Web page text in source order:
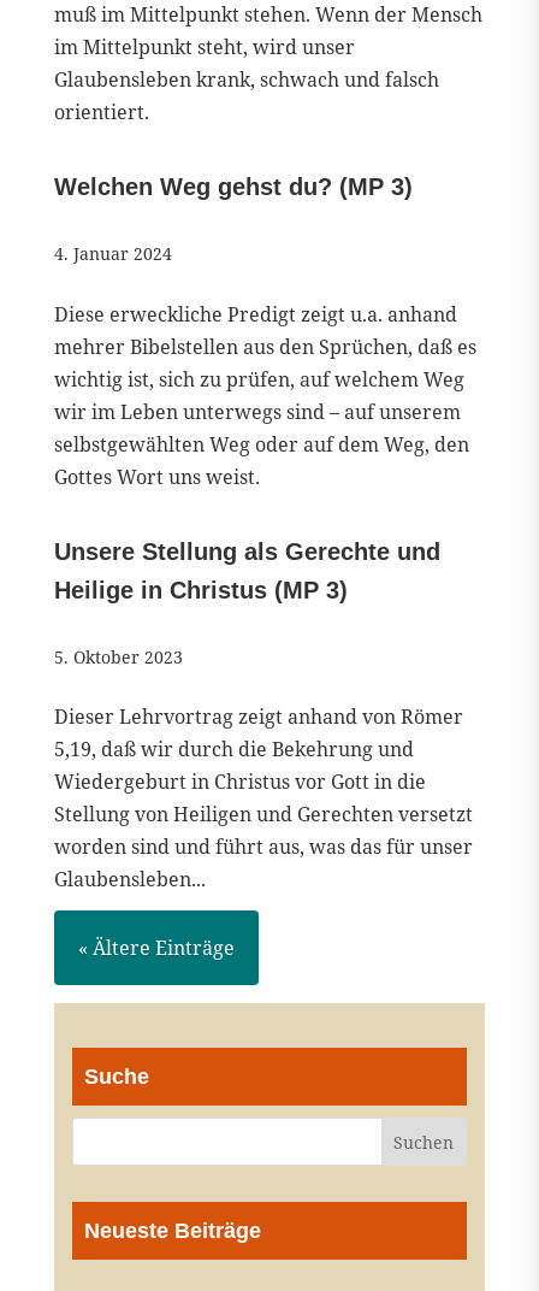
muß im Mittelpunkt stehen. Wenn der Mensch
im Mittelpunkt steht, wird unser
Glaubensleben krank, schwach und falsch
orientiert.
Welchen Weg gehst du? (MP 3)
4. Januar 2024
Diese erweckliche Predigt zeigt u.a. anhand
mehrer Bibelstellen aus den Sprüchen, daß es
wichtig ist, sich zu prüfen, auf welchem Weg
wir im Leben unterwegs sind – auf unserem
selbstgewählten Weg oder auf dem Weg, den
Gottes Wort uns weist.
Unsere Stellung als Gerechte und
Heilige in Christus (MP 3)
5. Oktober 2023
Dieser Lehrvortrag zeigt anhand von Römer
5,19, daß wir durch die Bekehrung und
Wiedergeburt in Christus vor Gott in die
Stellung von Heiligen und Gerechten versetzt
worden sind und führt aus, was das für unser
Glaubensleben...
« Ältere Einträge
Suche
Neueste Beiträge